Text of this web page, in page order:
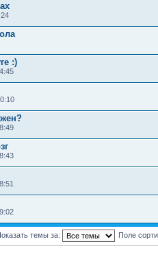
:)
темы за: Поле